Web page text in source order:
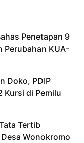
Penetapan 9
Perubahan KUA-
Doko, PDIP
Kursi di Pemilu
Tertib
Wonokromo